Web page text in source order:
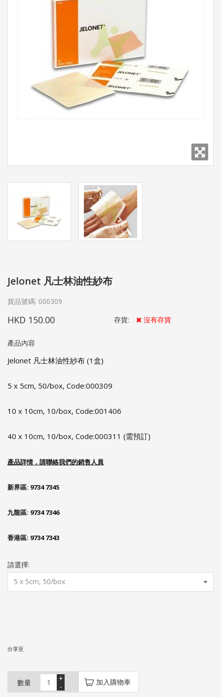
Jelonet 凡士林油性紗布
貨品號碼: 000309
HKD 150.00 存貨: 沒有存貨
產品內容
Jelonet 凡士林油性紗布 (1盒)
5 x 5cm, 50/box, Code:000309
10 x 10cm, 10/box, Code:001406
40 x 10cm, 10/box, Code:000311 (需預訂)
產品詳情，請聯絡我們的銷售人員
新界區: 9734 7345
九龍區: 9734 7346
香港區: 9734 7343
請選擇:
分享至
數量 -
+ 加入購物車